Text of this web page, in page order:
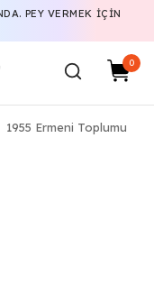
PEY VERMEK IÇIN
0
1955 Ermeni Toplumu